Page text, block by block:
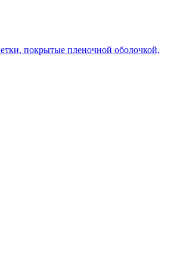
покрытые пленочной оболочкой,